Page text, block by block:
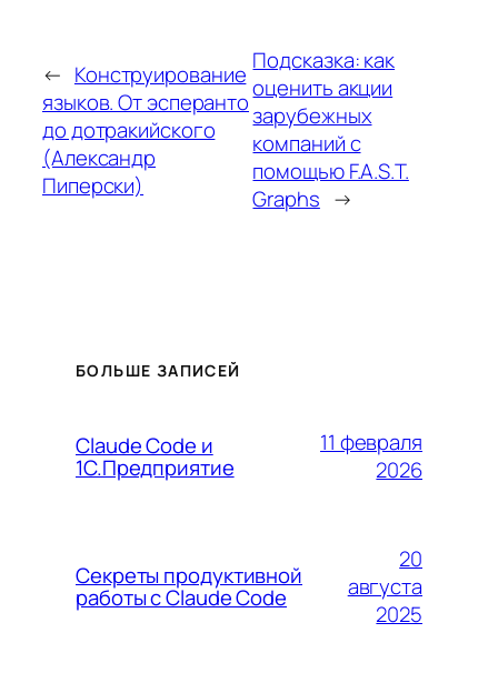
← Конструирование
языков. От эсперанто
до дотракийского
(Александр
Пиперски)
Подсказка: как
оценить акции
зарубежных
компаний с
помощью F.A.S.T.
Graphs →
БОЛЬШЕ ЗАПИСЕЙ
Claude Code и
1С.Предприятие
11 февраля
2026
Секреты продуктивной
работы с Claude Code
20
августа
2025